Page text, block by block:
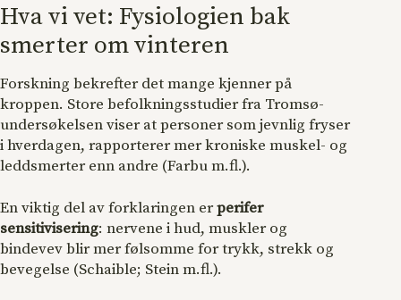
Hva vi vet: Fysiologien bak
smerter om vinteren
Forskning bekrefter det mange kjenner på
kroppen. Store befolkningsstudier fra Tromsø-
undersøkelsen viser at personer som jevnlig fryser
i hverdagen, rapporterer mer kroniske muskel- og
leddsmerter enn andre (Farbu m.fl.).
En viktig del av forklaringen erperifer
sensitivisering: nervene i hud, muskler og
bindevev blir mer følsomme for trykk, strekk og
bevegelse (Schaible; Stein m.fl.).